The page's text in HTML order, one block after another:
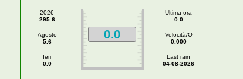
2026
295.6
Agosto
5.6
Ieri
0.0
0.0
Ultima ora
0.0
Velocità/O
0.000
Last rain
04-08-2026